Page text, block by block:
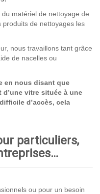
matériel de nettoyage de
produits de nettoyages les
nous travaillons tant grâce
de nacelles ou
en nous disant que
d’une vitre située à une
d’accès, cela
particuliers,
ou pour un besoin